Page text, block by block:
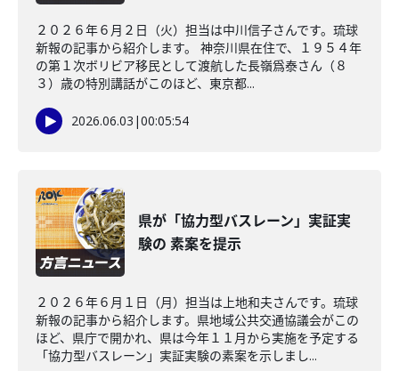
２０２６年６月２日（火）担当は中川信子さんです。琉球
新報の記事から紹介します。 神奈川県在住で、１９５４年
の第１次ボリビア移民として渡航した長嶺爲泰さん（８
３）歳の特別講話がこのほど、東京都...
2026.06.03 |00:05:54
県が「協力型バスレーン」実証実
験の 素案を提示
２０２６年６月１日（月）担当は上地和夫さんです。琉球
新報の記事から紹介します。県地域公共交通協議会がこの
ほど、県庁で開かれ、県は今年１１月から実施を予定する
「協力型バスレーン」実証実験の素案を示しまし...